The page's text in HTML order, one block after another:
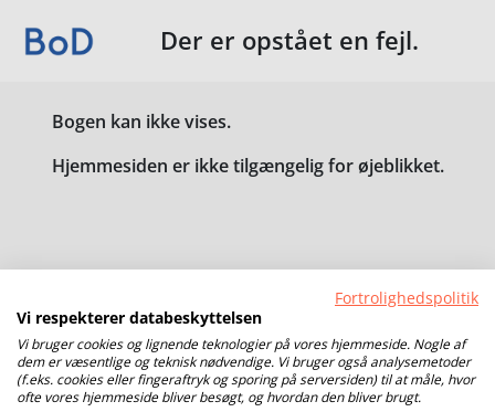
Der er opstået en fejl.
Bogen kan ikke vises.
Hjemmesiden er ikke tilgængelig for øjeblikket.
Fortrolighedspolitik
Vi respekterer databeskyttelsen
Vi bruger cookies og lignende teknologier på vores hjemmeside. Nogle af
dem er væsentlige og teknisk nødvendige. Vi bruger også analysemetoder
(f.eks. cookies eller fingeraftryk og sporing på serversiden) til at måle, hvor
ofte vores hjemmeside bliver besøgt, og hvordan den bliver brugt.